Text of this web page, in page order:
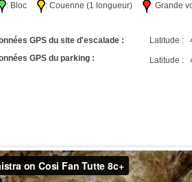
: Bloc : Couenne (1 longueur) : Grande
GPS du site d'escalade : Latitude :
GPS du parking :
Latitude :